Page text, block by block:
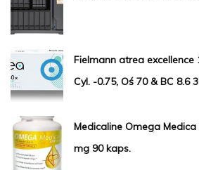
Fielmann atrea excellence
Cyl. -0.75, Oś 70 & BC 8.6
Medicaline Omega
mg 90 kaps.